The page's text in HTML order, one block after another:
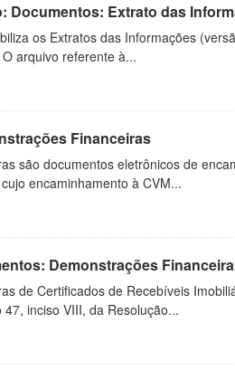
Documentos: Extrato das
os Extratos das Informações
arquivo referente à...
Financeiras
são documentos eletrônicos de
encaminhamento à CVM...
Demonstrações
de Certificados de Recebíveis
inciso VIII, da Resolução...